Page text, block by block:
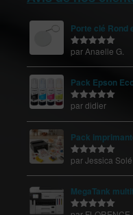
Porte clé Rond
Note5sur
par Anaelle G.
Pack Epson
Note 5sur
par didier
Pack
Note5sur
par Jessica Solé
MegaTank